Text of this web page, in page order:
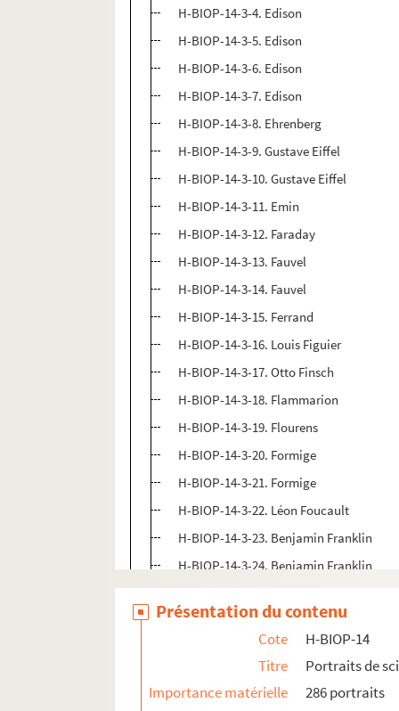
H-BIOP-14-3-4. Edison
H-BIOP-14-3-5. Edison
H-BIOP-14-3-6. Edison
H-BIOP-14-3-7. Edison
H-BIOP-14-3-8. Ehrenberg
H-BIOP-14-3-9. Gustave Eiffel
H-BIOP-14-3-10. Gustave Eiffel
H-BIOP-14-3-11. Emin
H-BIOP-14-3-12. Faraday
H-BIOP-14-3-13. Fauvel
H-BIOP-14-3-14. Fauvel
H-BIOP-14-3-15. Ferrand
H-BIOP-14-3-16. Louis Figuier
H-BIOP-14-3-17. Otto Finsch
H-BIOP-14-3-18. Flammarion
H-BIOP-14-3-19. Flourens
H-BIOP-14-3-20. Formige
H-BIOP-14-3-21. Formige
H-BIOP-14-3-22. Léon Foucault
H-BIOP-14-3-23. Benjamin Franklin
H-BIOP-14-3-24. Benjamin Franklin
H-BIOP-14-3-25. Benjamin Franklin
H-BIOP-14-3-26. John Franklin
H-BIOP-14-3-27. John Franklin
H-BIOP-14-3-28. John Franklin
H-BIOP-14-3-29. John Franklin
Présentation du contenu
Cote
H-BIOP-14
Titre
Portraits de
Importance matérielle
286 portraits